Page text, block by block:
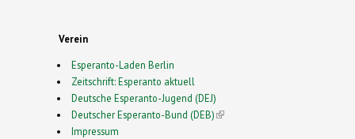
Verein
Esperanto-Laden Berlin
Zeitschrift: Esperanto aktuell
Deutsche Esperanto-Jugend (DEJ)
Deutscher Esperanto-Bund (DEB)(link is external)
Impressum